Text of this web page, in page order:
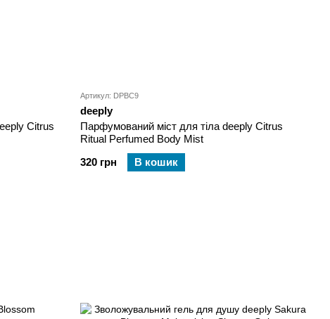
Citrus
Артикул: DPBC9
deeply
Парфумований міст для тіла deeply Citrus
Ritual Perfumed Body Mist
320 грн
В кошик